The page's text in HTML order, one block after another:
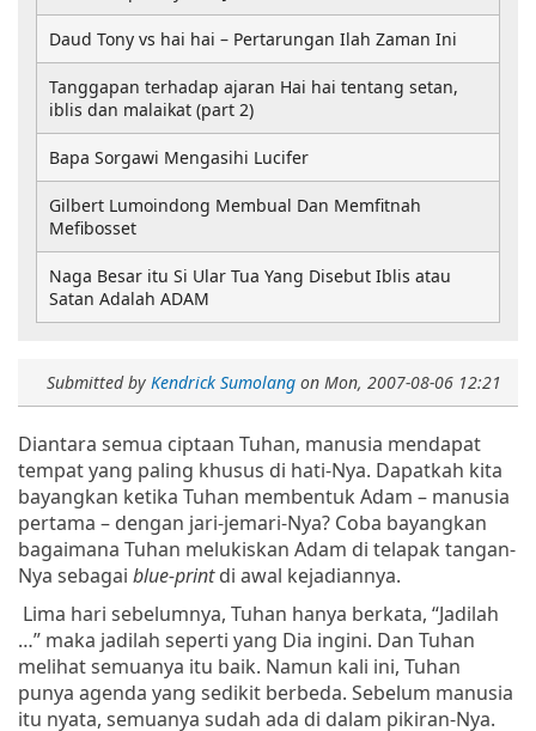
Submitted by Kendrick Sumolang on Mon, 2007-08-06 12:21
Diantara semua ciptaan Tuhan, manusia mendapat
tempat yang paling khusus di hati-Nya. Dapatkah kita
bayangkan ketika Tuhan membentuk Adam – manusia
pertama – dengan jari-jemari-Nya? Coba bayangkan
bagaimana Tuhan melukiskan Adam di telapak tangan-
Nya sebagai blue-printdi awal kejadiannya.
Lima hari sebelumnya, Tuhan hanya berkata, “Jadilah
…” maka jadilah seperti yang Dia ingini. Dan Tuhan
melihat semuanya itu baik. Namun kali ini, Tuhan
punya agenda yang sedikit berbeda. Sebelum manusia
itu nyata, semuanya sudah ada di dalam pikiran-Nya.
Daud Tony vs hai hai – Pertarungan Ilah Zaman Ini
Tanggapan terhadap ajaran Hai hai tentang setan,
iblis dan malaikat (part 2)
Bapa Sorgawi Mengasihi Lucifer
Gilbert Lumoindong Membual Dan Memfitnah
Mefibosset
Naga Besar itu Si Ular Tua Yang Disebut Iblis atau
Satan Adalah ADAM